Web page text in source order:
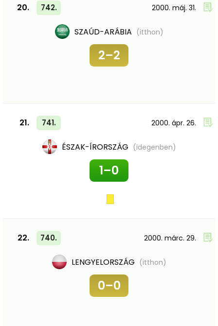
20. 742. 2000. máj. 31.
SZAÚD-ARÁBIA (itthon)
2–2
21. 741. 2000. ápr. 26.
ÉSZAK-ÍRORSZÁG (idegenben)
1–0
22. 740. 2000. márc. 29.
LENGYELORSZÁG (itthon)
0–0